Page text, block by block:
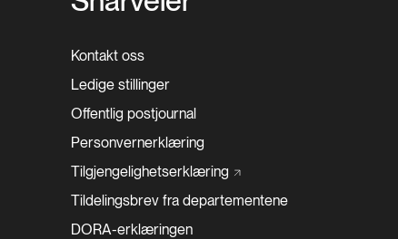
Kontakt oss
Ledige stillinger
Offentlig postjournal
Personvernerklæring
Tilgjengelighetserklæring
Tildelingsbrev fra departementene
DORA-erklæringen